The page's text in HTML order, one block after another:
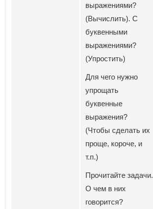
выражениями?
(Вычислить). С
буквенными
выражениями?
(Упростить)
Для чего нужно
упрощать
буквенные
выражения?
(Чтобы сделать их
проще, короче, и
т.п.)
Прочитайте задачи.
О чем в них
говорится?